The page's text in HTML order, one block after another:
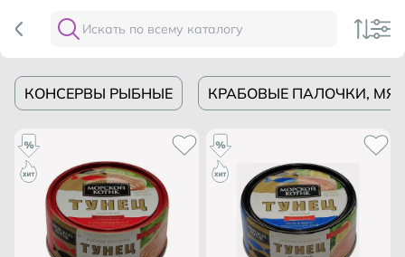
КОНСЕРВЫ РЫБНЫЕ КРАБОВЫЕ ПАЛОЧКИ,